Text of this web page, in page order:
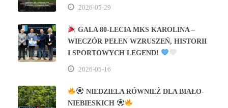
2026-05-29
GALA 80‑LECIA MKS KAROLINA –
WIECZÓR PEŁEN WZRUSZEŃ, HISTORII
I SPORTOWYCH LEGEND!
2026-05-16
NIEDZIELA RÓWNIEŻ DLA BIAŁO-
NIEBIESKICH